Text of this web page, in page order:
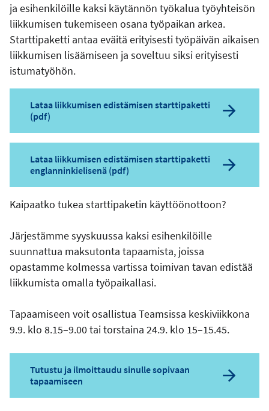
ja esihenkilöille kaksi käytännön työkalua työyhteisön
liikkumisen tukemiseen osana työpaikan arkea.
Starttipaketti antaa eväitä erityisesti työpäivän aikaisen
liikkumisen lisäämiseen ja soveltuu siksi erityisesti
istumatyöhön.
Lataa liikkumisen edistämisen starttipaketti
(pdf)
Lataa liikkumisen edistämisen starttipaketti
englanninkielisenä (pdf)
Kaipaatko tukea starttipaketin käyttöönottoon?
Järjestämme syyskuussa kaksi esihenkilöille
suunnattua maksutonta tapaamista, joissa
opastamme kolmessa vartissa toimivan tavan edistää
liikkumista omalla työpaikallasi.
Tapaamiseen voit osallistua Teamsissa keskiviikkona
9.9. klo 8.15–9.00 tai torstaina 24.9. klo 15–15.45.
Tutustu ja ilmoittaudu sinulle sopivaan
tapaamiseen